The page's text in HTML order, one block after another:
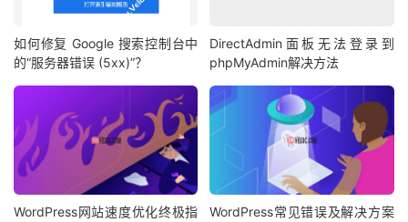
如何修复 Google 搜索控制台中
的“服务器错误 (5xx)”？
DirectAdmin面板无法登录到
phpMyAdmin解决方法
WordPress网站速度优化终极指
WordPress常见错误及解决方案